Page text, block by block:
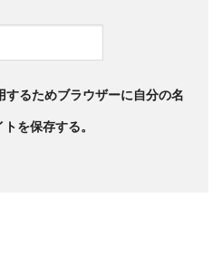
するためブラウザーに自分の名
を保存する。